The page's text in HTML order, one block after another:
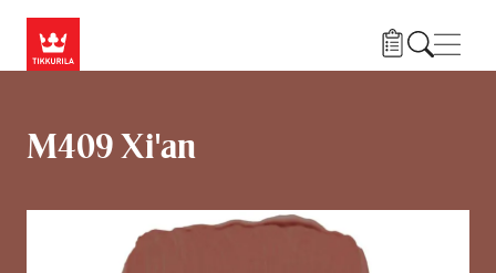
M409 Xi'an